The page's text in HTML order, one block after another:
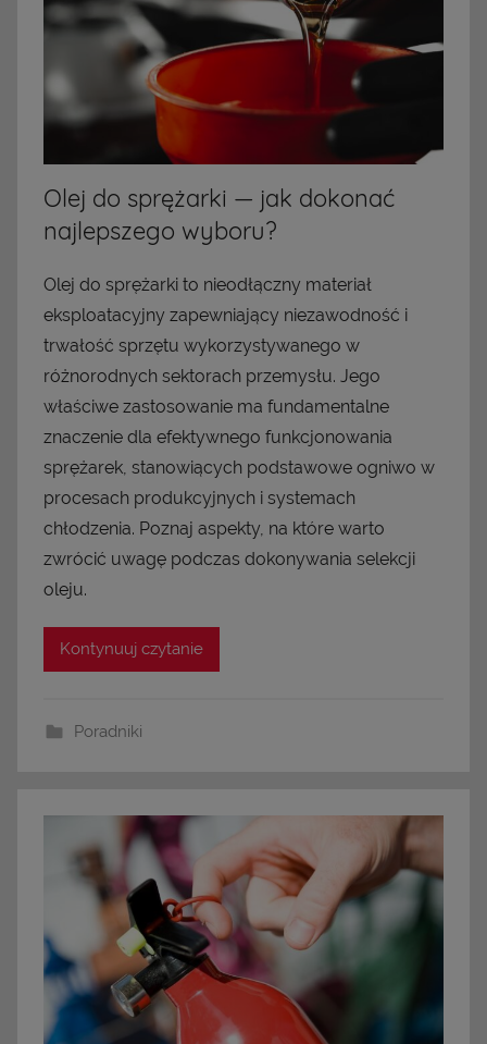
Olej do sprężarki — jak dokonać
najlepszego wyboru?
Olej do sprężarki to nieodłączny materiał
eksploatacyjny zapewniający niezawodność i
trwałość sprzętu wykorzystywanego w
różnorodnych sektorach przemysłu. Jego
właściwe zastosowanie ma fundamentalne
znaczenie dla efektywnego funkcjonowania
sprężarek, stanowiących podstawowe ogniwo w
procesach produkcyjnych i systemach
chłodzenia. Poznaj aspekty, na które warto
zwrócić uwagę podczas dokonywania selekcji
oleju.
Kontynuuj czytanie
Poradniki